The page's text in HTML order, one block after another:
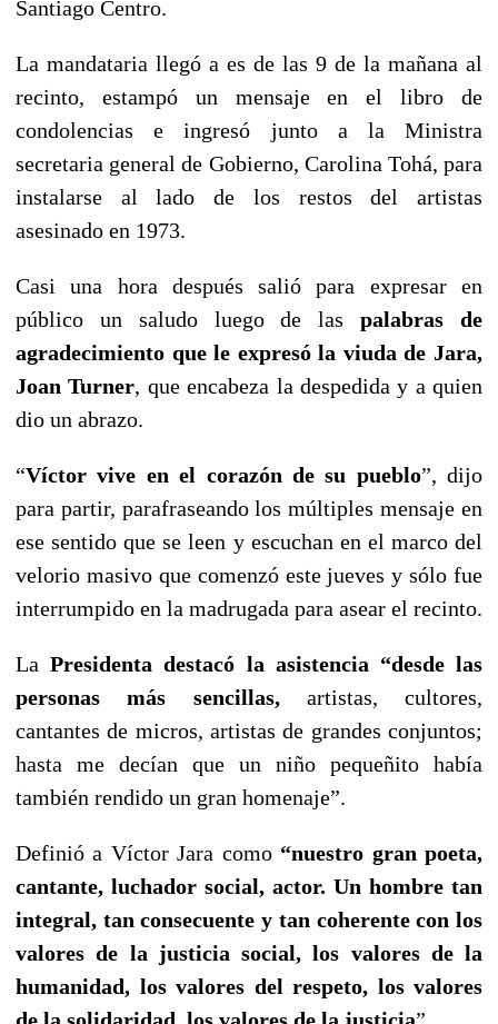
Santiago Centro.
La mandataria llegó a es de las 9 de la mañana al
recinto, estampó un mensaje en el libro de
condolencias e ingresó junto a la Ministra
secretaria general de Gobierno, Carolina Tohá, para
instalarse al lado de los restos del artistas
asesinado en 1973.
Casi una hora después salió para expresar en
público un saludo luego de laspalabras de
agradecimiento que le expresó la viuda de Jara,
Joan Turner, que encabeza la despedida y a quien
dio un abrazo.
“Víctor vive en el corazón de su pueblo”, dijo
para partir, parafraseando los múltiples mensaje en
ese sentido que se leen y escuchan en el marco del
velorio masivo que comenzó este jueves y sólo fue
interrumpido en la madrugada para asear el recinto.
LaPresidenta destacó la asistencia “desde las
personas más sencillas,artistas, cultores,
cantantes de micros, artistas de grandes conjuntos;
hasta me decían que un niño pequeñito había
también rendido un gran homenaje”.
Definió a Víctor Jara como “nuestro gran poeta,
cantante, luchador social, actor. Un hombre tan
integral, tan consecuente y tan coherente con los
valores de la justicia social, los valores de la
humanidad, los valores del respeto, los valores